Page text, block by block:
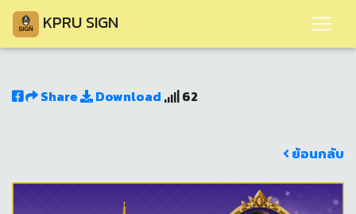
KPRU SIGN
Share Download 62
ย้อนกลับ